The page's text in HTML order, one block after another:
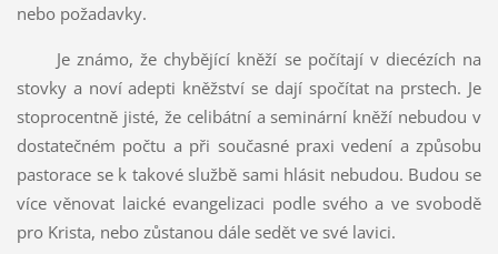
nebo požadavky.
Je známo, že chybějící kněží se počítají v diecézích na
stovky a noví adepti kněžství se dají spočítat na prstech. Je
stoprocentně jisté, že celibátní a seminární kněží nebudou v
dostatečném počtu a při současné praxi vedení a způsobu
pastorace se k takové službě sami hlásit nebudou. Budou se
více věnovat laické evangelizaci podle svého a ve svobodě
pro Krista, nebo zůstanou dále sedět ve své lavici.